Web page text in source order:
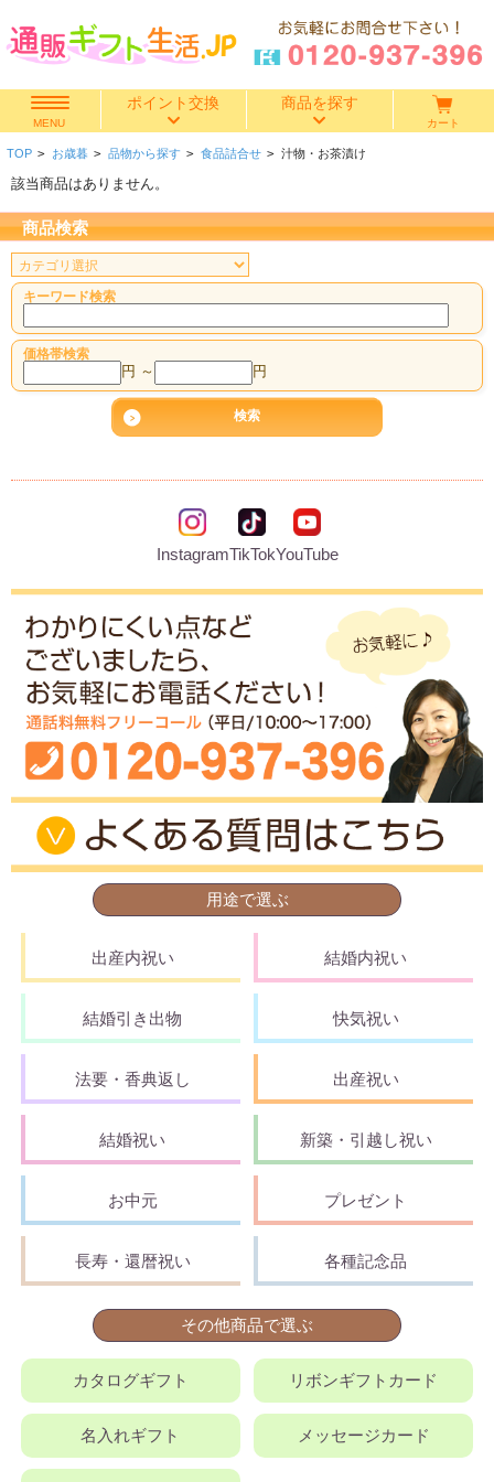
MENU
ポイント交換 商品を探す
快気祝い
香典返し
出産内祝い
結婚内祝い
結婚引き出物
お中元
プレゼント
長寿のお祝い
各種記念品
その他
カート
TOP > お歳暮 > 品物から探す > 食品詰合せ > 汁物・お茶漬け
該当商品はありません。
商品検索
キーワード検索
価格帯検索
円 ～ 円
InstagramTikTokYouTube
用途で選ぶ
出産内祝い 結婚内祝い
結婚引き出物 快気祝い
法要・香典返し 出産祝い
結婚祝い 新築・引越し祝い
お中元 プレゼント
長寿・還暦祝い 各種記念品
その他商品で選ぶ
カタログギフト リボンギフトカード
名入れギフト メッセージカード